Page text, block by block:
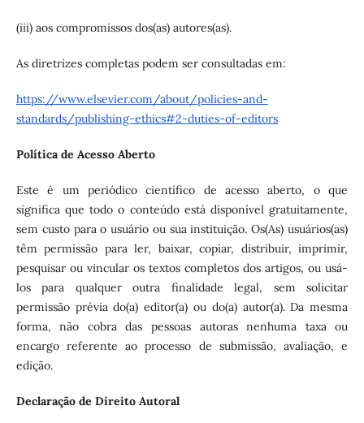
(iii) aos compromissos dos(as) autores(as).
As diretrizes completas podem ser consultadas em:
https://www.elsevier.com/about/policies-and-
standards/publishing-ethics#2-duties-of-editors
Política de Acesso Aberto
Este é um periódico científico de acesso aberto, o que
significa que todo o conteúdo está disponível gratuitamente,
sem custo para o usuário ou sua instituição. Os(As) usuários(as)
têm permissão para ler, baixar, copiar, distribuir, imprimir,
pesquisar ou vincular os textos completos dos artigos, ou usá-
los para qualquer outra finalidade legal, sem solicitar
permissão prévia do(a) editor(a) ou do(a) autor(a). Da mesma
forma, não cobra das pessoas autoras nenhuma taxa ou
encargo referente ao processo de submissão, avaliação, e
edição.
Declaração de Direito Autoral